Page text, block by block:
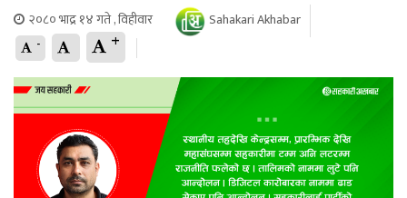
२०८० भाद्र १४ गते , विहीवार
Sahakari Akhabar
- +